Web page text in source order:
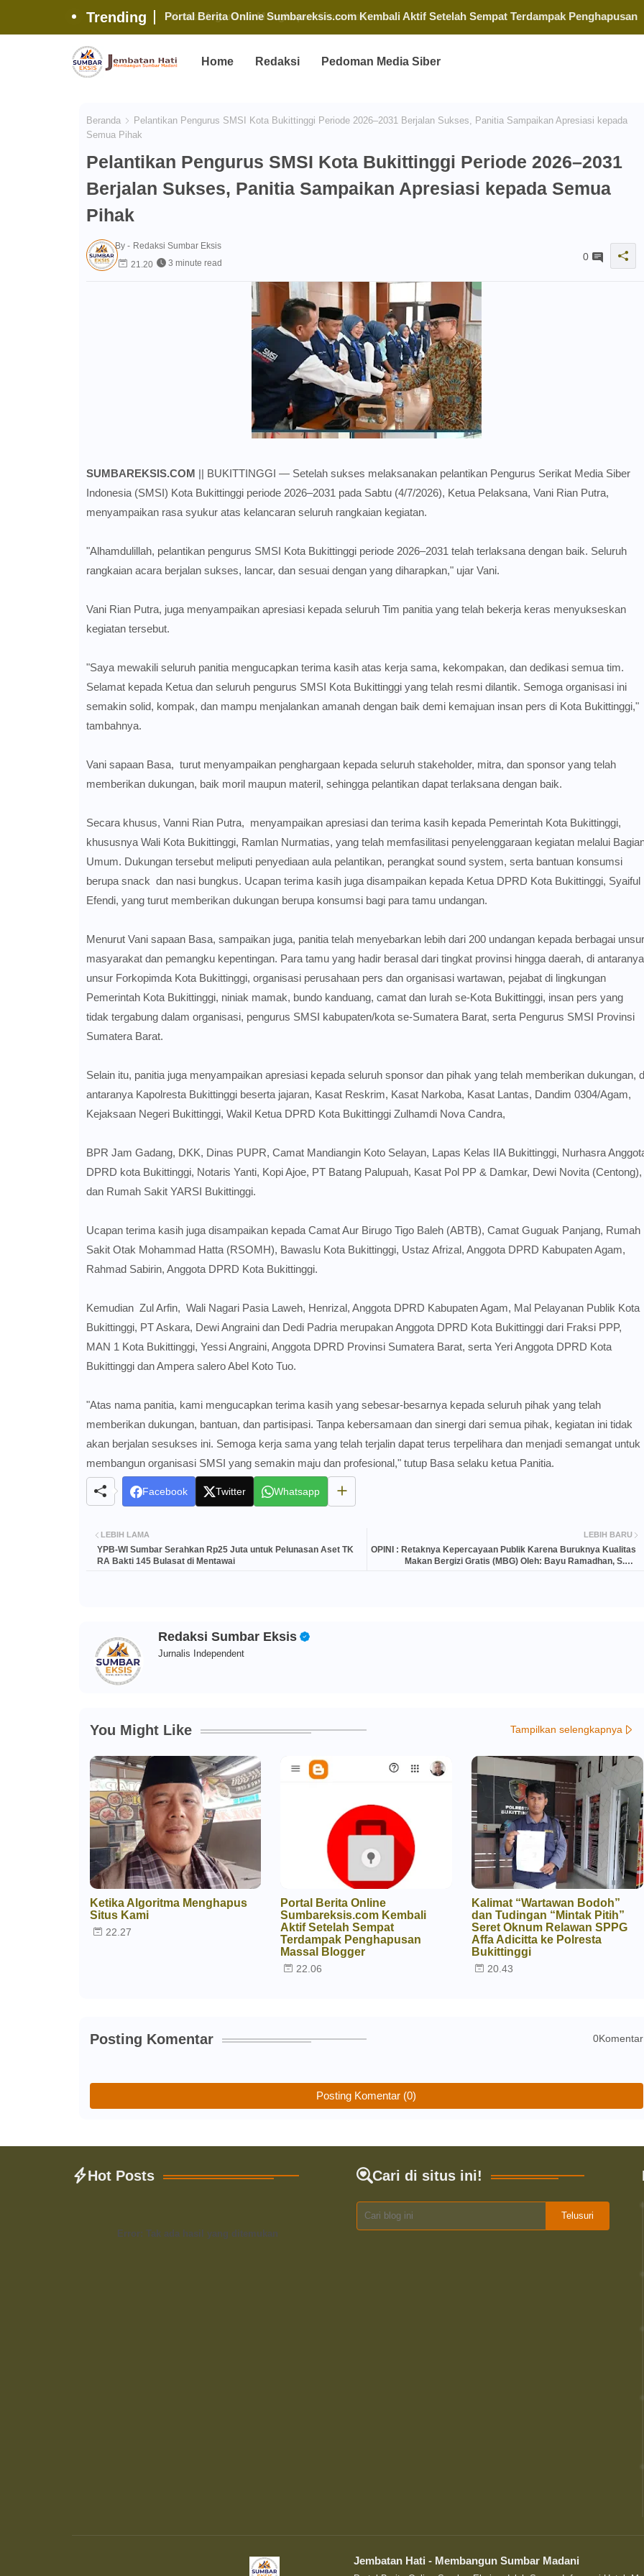
Trending
Portal Berita Online Sumbareksis.com Kembali Aktif Setelah Sempat Terdampak Penghapusan
Massal Blogger
Home
Redaksi Pedoman Media Siber
Beranda
Pelantikan Pengurus SMSI Kota Bukittinggi Periode 2026–2031 Berjalan Sukses, Panitia Sampaikan Apresiasi kepada
Semua Pihak
Pelantikan Pengurus SMSI Kota Bukittinggi Periode 2026–2031
Berjalan Sukses, Panitia Sampaikan Apresiasi kepada Semua
Pihak
By - Redaksi Sumbar Eksis
21.20
3 minute read
0
SUMBAREKSIS.COM || BUKITTINGGI — Setelah sukses melaksanakan pelantikan Pengurus Serikat Media Siber
Indonesia (SMSI) Kota Bukittinggi periode 2026–2031 pada Sabtu (4/7/2026), Ketua Pelaksana, Vani Rian Putra,
menyampaikan rasa syukur atas kelancaran seluruh rangkaian kegiatan.
"Alhamdulillah, pelantikan pengurus SMSI Kota Bukittinggi periode 2026–2031 telah terlaksana dengan baik. Seluruh
rangkaian acara berjalan sukses, lancar, dan sesuai dengan yang diharapkan," ujar Vani.
Vani Rian Putra, juga menyampaikan apresiasi kepada seluruh Tim panitia yang telah bekerja keras menyukseskan
kegiatan tersebut.
"Saya mewakili seluruh panitia mengucapkan terima kasih atas kerja sama, kekompakan, dan dedikasi semua tim.
Selamat kepada Ketua dan seluruh pengurus SMSI Kota Bukittinggi yang telah resmi dilantik. Semoga organisasi ini
semakin solid, kompak, dan mampu menjalankan amanah dengan baik demi kemajuan insan pers di Kota Bukittinggi,"
tambahnya.
Vani sapaan Basa, turut menyampaikan penghargaan kepada seluruh stakeholder, mitra, dan sponsor yang telah
memberikan dukungan, baik moril maupun materil, sehingga pelantikan dapat terlaksana dengan baik.
Secara khusus, Vanni Rian Putra, menyampaikan apresiasi dan terima kasih kepada Pemerintah Kota Bukittinggi,
khususnya Wali Kota Bukittinggi, Ramlan Nurmatias, yang telah memfasilitasi penyelenggaraan kegiatan melalui
Umum. Dukungan tersebut meliputi penyediaan aula pelantikan, perangkat sound system, serta bantuan konsumsi
berupa snack dan nasi bungkus. Ucapan terima kasih juga disampaikan kepada Ketua DPRD Kota Bukittinggi, Syaiful
Efendi, yang turut memberikan dukungan berupa konsumsi bagi para tamu undangan.
Menurut Vani sapaan Basa, sampaikan juga, panitia telah menyebarkan lebih dari 200 undangan kepada berbagai unsur
masyarakat dan pemangku kepentingan. Para tamu yang hadir berasal dari tingkat provinsi hingga daerah, di antaranya
unsur Forkopimda Kota Bukittinggi, organisasi perusahaan pers dan organisasi wartawan, pejabat di lingkungan
Pemerintah Kota Bukittinggi, niniak mamak, bundo kanduang, camat dan lurah se-Kota Bukittinggi, insan pers yang
tidak tergabung dalam organisasi, pengurus SMSI kabupaten/kota se-Sumatera Barat, serta Pengurus SMSI Provinsi
Sumatera Barat.
Selain itu, panitia juga menyampaikan apresiasi kepada seluruh sponsor dan pihak yang telah memberikan dukungan,
antaranya Kapolresta Bukittinggi beserta jajaran, Kasat Reskrim, Kasat Narkoba, Kasat Lantas, Dandim 0304/Agam,
Kejaksaan Negeri Bukittinggi, Wakil Ketua DPRD Kota Bukittinggi Zulhamdi Nova Candra,
BPR Jam Gadang, DKK, Dinas PUPR, Camat Mandiangin Koto Selayan, Lapas Kelas IIA Bukittinggi, Nurhasra
DPRD kota Bukittinggi, Notaris Yanti, Kopi Ajoe, PT Batang Palupuah, Kasat Pol PP & Damkar, Dewi Novita (Centong),
dan Rumah Sakit YARSI Bukittinggi.
Ucapan terima kasih juga disampaikan kepada Camat Aur Birugo Tigo Baleh (ABTB), Camat Guguak Panjang, Rumah
Sakit Otak Mohammad Hatta (RSOMH), Bawaslu Kota Bukittinggi, Ustaz Afrizal, Anggota DPRD Kabupaten Agam,
Rahmad Sabirin, Anggota DPRD Kota Bukittinggi.
Kemudian Zul Arfin, Wali Nagari Pasia Laweh, Henrizal, Anggota DPRD Kabupaten Agam, Mal Pelayanan Publik Kota
Bukittinggi, PT Askara, Dewi Angraini dan Dedi Padria merupakan Anggota DPRD Kota Bukittinggi dari Fraksi PPP,
MAN 1 Kota Bukittinggi, Yessi Angraini, Anggota DPRD Provinsi Sumatera Barat, serta Yeri Anggota DPRD Kota
Bukittinggi dan Ampera salero Abel Koto Tuo.
"Atas nama panitia, kami mengucapkan terima kasih yang sebesar-besarnya kepada seluruh pihak yang telah
memberikan dukungan, bantuan, dan partisipasi. Tanpa kebersamaan dan sinergi dari semua pihak, kegiatan ini tidak
akan berjalan sesukses ini. Semoga kerja sama yang telah terjalin dapat terus terpelihara dan menjadi semangat untuk
membangun organisasi SMSI yang semakin maju dan profesional," tutup Basa selaku ketua Panitia.
Facebook Twitter Whatsapp
LEBIH BARU
OPINI : Retaknya Kepercayaan Publik Karena Buruknya Kualitas
Makan Bergizi Gratis (MBG) Oleh: Bayu Ramadhan, S.M,.
LEBIH LAMA
YPB-WI Sumbar Serahkan Rp25 Juta untuk Pelunasan Aset TK
RA Bakti 145 Bulasat di Mentawai
Redaksi Sumbar Eksis
Jurnalis Independent
You Might Like Tampilkan selengkapnya
Ketika Algoritma Menghapus
Situs Kami
22.27
Portal Berita Online
Sumbareksis.com Kembali
Aktif Setelah Sempat
Terdampak Penghapusan
Massal Blogger
22.06
Kalimat “Wartawan Bodoh”
dan Tudingan “Mintak Pitih”
Seret Oknum Relawan SPPG
Affa Adicitta ke Polresta
Bukittinggi
20.43
Posting Komentar 0Komentar
Posting Komentar (0)
Hot Posts
Error: Tak ada hasil yang ditemukan
Cari di situs ini!
Jembatan Hati - Membangun Sumbar Madani